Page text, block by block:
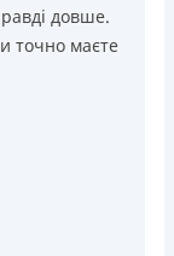
довше.
точно маєте